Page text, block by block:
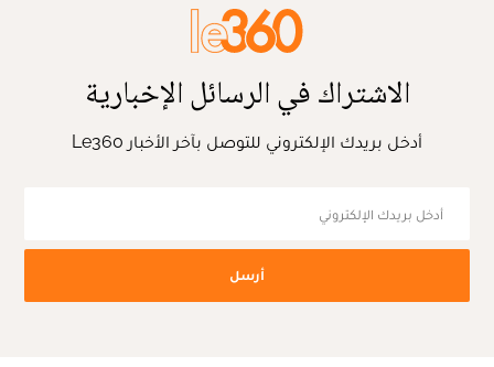
الاشتراك في الرسائل الإخبارية
أدخل بريدك الإلكتروني للتوصل بآخر الأخبار Le360
أرسل